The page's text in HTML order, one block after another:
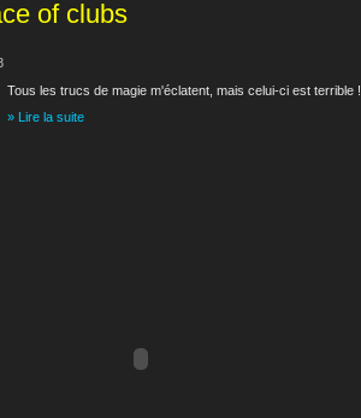
of clubs
Tous les trucs de magie m'éclatent, mais celui-ci est terrible !
» Lire la suite